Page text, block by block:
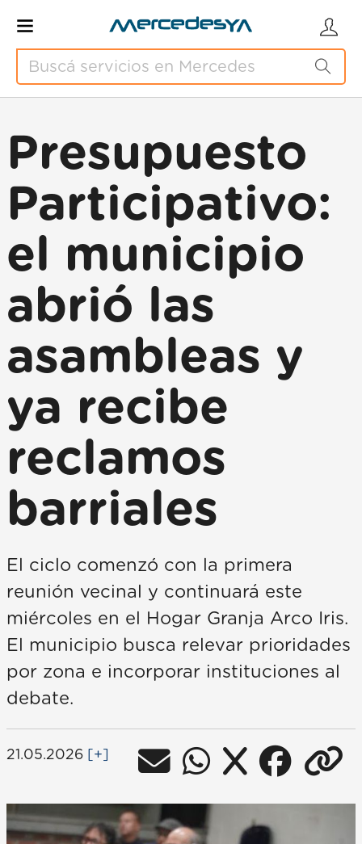
Presupuesto
Participativo:
el municipio
abrió las
asambleas y
ya recibe
reclamos
barriales
El ciclo comenzó con la primera
reunión vecinal y continuará este
miércoles en el Hogar Granja Arco Iris.
El municipio busca relevar prioridades
por zona e incorporar instituciones al
debate.
21.05.2026 [+]